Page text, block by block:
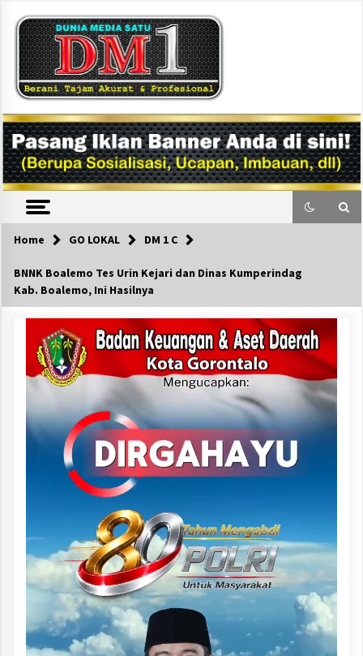
content
DM1
Home GO LOKAL DM 1 C
BNNK Boalemo Tes Urin Kejari dan Dinas Kumperindag
Kab. Boalemo, Ini Hasilnya